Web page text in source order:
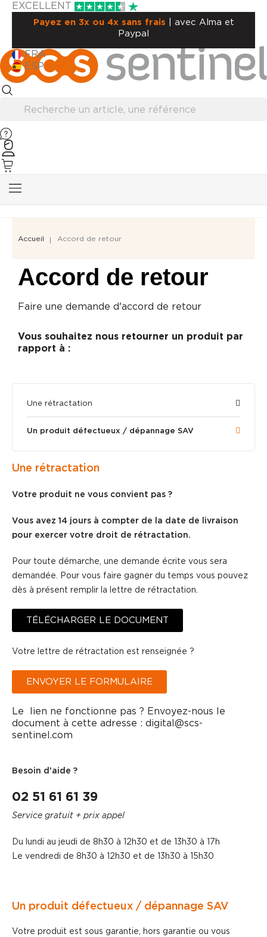
EXCELLENT
Payez en 3x ou 4x sans frais | avec Alma et
Paypal
FRA
ESP
Accueil Accord de retour
Accord de retour
Faire une demande d'accord de retour
Vous souhaitez nous retourner un produit par
rapport à :
Une rétractation
Un produit défectueux / dépannage SAV
Une rétractation
Votre produit ne vous convient pas ?
Vous avez 14 jours à compter de la date de livraison
pour exercer votre droit de rétractation.
Pour toute démarche, une demande écrite vous sera
demandée. Pour vous faire gagner du temps vous pouvez
dès à présent remplir la lettre de rétractation.
TÉLÉCHARGER LE DOCUMENT
Votre lettre de rétractation est renseignée ?
ENVOYER LE FORMULAIRE
Le lien ne fonctionne pas ? Envoyez-nous le
document à cette adresse : digital@scs-
sentinel.com
Besoin d'aide ?
02 51 61 61 39
Service gratuit + prix appel
Du lundi au jeudi de 8h30 à 12h30 et de 13h30 à 17h
Le vendredi de 8h30 à 12h30 et de 13h30 à 15h30
Un produit défectueux / dépannage SAV
Votre produit est sous garantie, hors garantie ou vous